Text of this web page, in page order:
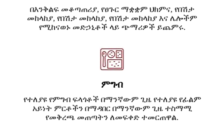
በእንቅልፍ መቆጣጠሪያ, የፀጉር ማቋቋም ህክምና, የበሽታ
መከላከያ, የበሽታ መከላከያ, የበሽታ መከላከያ እና ሌሎችም
የሚከናወኑ መድኃኒቶች ላይ ጭማሪዎች ይጨምሩ.
ምግብ
የተለያዩ የምግብ ፍላጎቶች በማንኛውም ጊዜ የተለያዩ የፊልም
አይነት ምርቶችን በማዳበር በማንኛውም ጊዜ ተስማሚ
የመቅረጫ መጠጣትን ለመፍቀድ ተመርጠዋል.